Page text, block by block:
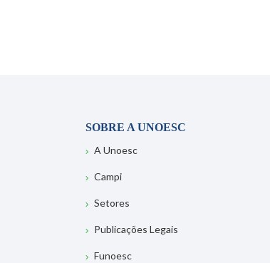
SOBRE A UNOESC
A Unoesc
Campi
Setores
Publicações Legais
Funoesc